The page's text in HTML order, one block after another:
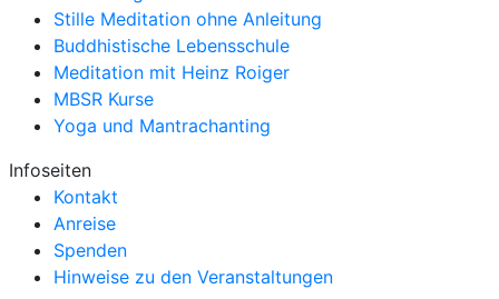
Stille Meditation ohne Anleitung
Buddhistische Lebensschule
Meditation mit Heinz Roiger
MBSR Kurse
Yoga und Mantrachanting
Infoseiten
Kontakt
Anreise
Spenden
Hinweise zu den Veranstaltungen